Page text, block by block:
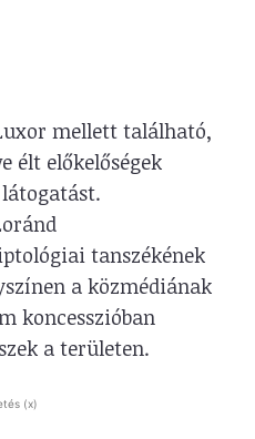
mellett található,
élt előkelőségek
tanszékének
a közmédiának
koncesszióban
a területen.
(x)